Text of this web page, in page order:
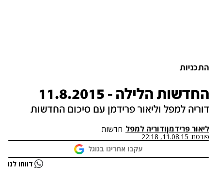
התכניות
החדשות הלילה - 11.8.2015
דוריה למפל וליאור פרידמן עם סיכום החדשות
ליאור פרידמןודוריה למפל חדשות
פורסם: 11.08.15, 22:18
עקבו אחרינו בגוגל
נתקלנו בבעיה דווחו לנו